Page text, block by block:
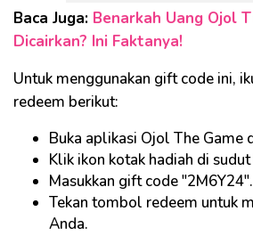
Baca Juga: Benarkah Uang Ojol
Dicairkan? Ini Faktanya!
Untuk menggunakan gift code ini,
redeem berikut:
Buka aplikasi Ojol The Game
Klik ikon kotak hadiah di
Masukkan gift code "2M6Y24".
Tekan tombol redeem untuk
Anda.